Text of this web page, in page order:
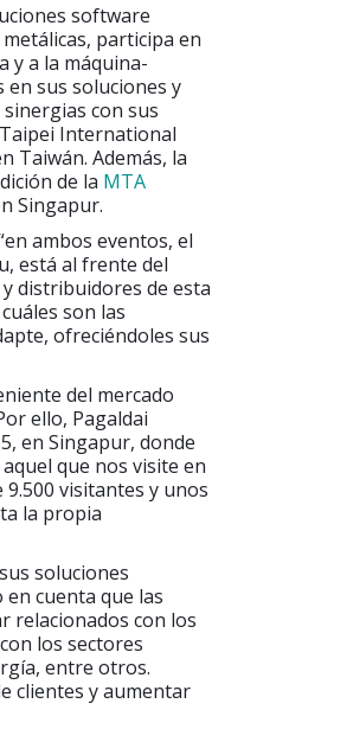
software
participa en
y a la máquina-
sus soluciones y
con sus
International
Taiwán. Además, la
de la MTA
Singapur.
ambos eventos, el
está al frente del
distribuidores de esta
son las
ofreciéndoles sus
del mercado
ello, Pagaldai
en Singapur, donde
que nos visite en
9.500 visitantes y unos
la propia
soluciones
cuenta que las
relacionados con los
los sectores
entre otros.
clientes y aumentar